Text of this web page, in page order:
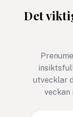
må bra är ett
rörelse,
gemensamt
Det
utvecklar